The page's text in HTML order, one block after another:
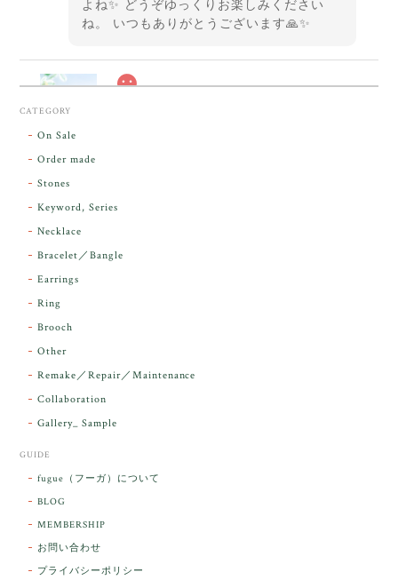
よね✨ どうぞゆっくりお楽しみください
ね。 いつもありがとうございます🙏✨
ンダラで感動しました。素敵な箱と和紙で石を包んで
下さり、ありがとうございました。
レビューをありがとうございます。 実物を
こそ この度は誠にありがとうございまし
た人に幸せが訪れる」という言い伝えがあるケサラン
パサラン。とっても素敵です。メッセージでは色々記
CATEGORY
On Sale
Order made
Stones
Keyword, Series
Necklace
Bracelet／Bangle
Earrings
Ring
Brooch
Other
Remake／Repair／Maintenance
Collaboration
Gallery_ Sample
GUIDE
fugue（フーガ）について
BLOG
MEMBERSHIP
お問い合わせ
プライバシーポリシー